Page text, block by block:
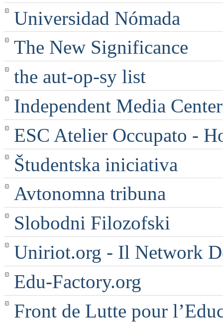
Universidad Nómada
The New Significance
the aut-op-sy list
Independent Media
ESC Atelier Occupato -
Študentska iniciativa
Avtonomna tribuna
Slobodni Filozofski
Uniriot.org - Il Network
Edu-Factory.org
Front de Lutte pour